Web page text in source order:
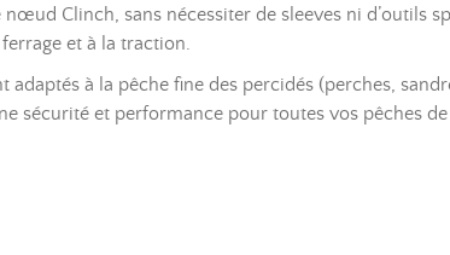
Clinch, sans nécessiter de sleeves ni d’outils
et à la traction.
à la pêche fine des percidés (perches,
sécurité et performance pour toutes vos pêches